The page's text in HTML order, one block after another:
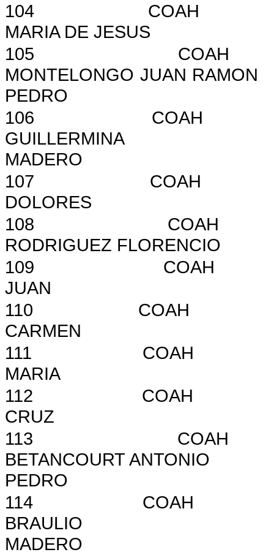
104 COAH
MARIA DE JESUS
105 COAH
MONTELONGO JUAN RAMON
PEDRO
106 COAH
GUILLERMINA
MADERO
107 COAH
DOLORES
108 COAH
RODRIGUEZ FLORENCIO
109 COAH
JUAN
110 COAH
CARMEN
111 COAH
MARIA
112 COAH
CRUZ
113 COAH
BETANCOURT ANTONIO
PEDRO
114 COAH
BRAULIO
MADERO